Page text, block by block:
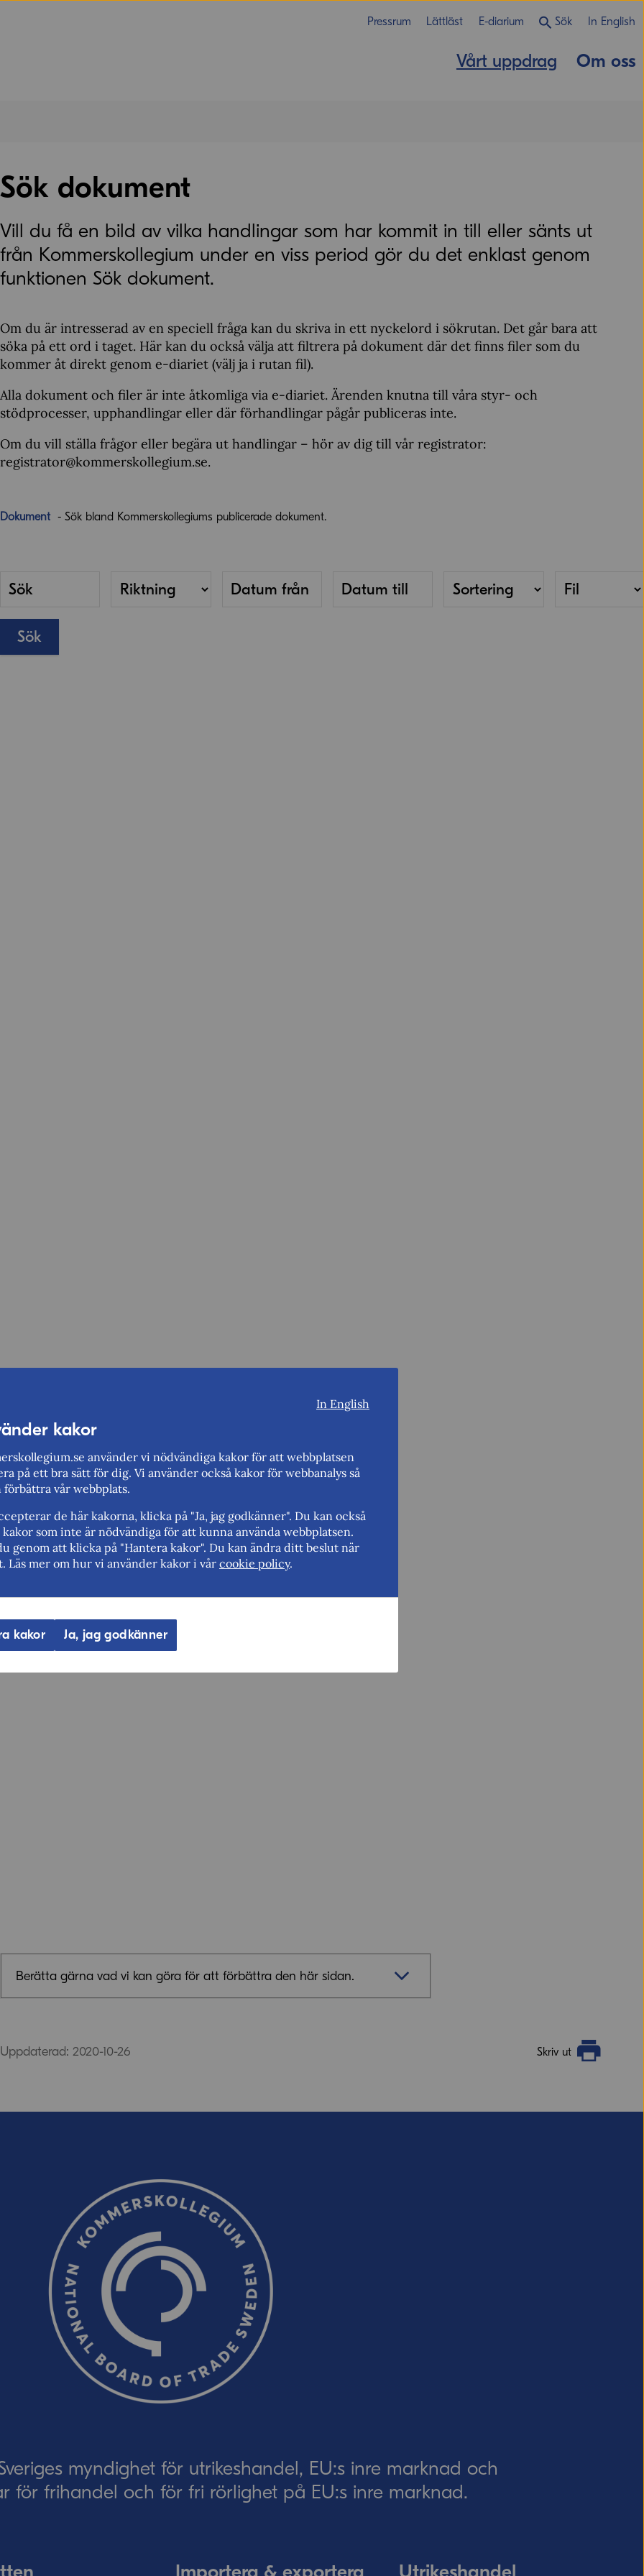
Pressrum Lättläst E-diarium Sök In English
Vårt uppdrag Om oss
Sök dokument
Vill du få en bild av vilka handlingar som har kommit in till eller sänts ut
från Kommerskollegium under en viss period gör du det enklast genom
funktionen Sök dokument.
Om du är intresserad av en speciell fråga kan du skriva in ett nyckelord i sökrutan. Det går bara att
söka på ett ord i taget. Här kan du också välja att filtrera på dokument där det finns filer som du
kommer åt direkt genom e-diariet (välj ja i rutan fil).
Alla dokument och filer är inte åtkomliga via e-diariet. Ärenden knutna till våra styr- och
stödprocesser, upphandlingar eller där förhandlingar pågår publiceras inte.
Om du vill ställa frågor eller begära ut handlingar – hör av dig till vår registrator:
registrator@kommerskollegium.se.
Berätta gärna vad vi kan göra för att förbättra den här sidan.
Ordverifiering Uppdatera captcha
Uppdaterad: 2020-10-26 Skriv ut
myndighet för utrikeshandel, EU:s inre marknad och
för frihandel och för fri rörlighet på EU:s inre marknad.
In English
kakor
använder vi nödvändiga kakor för att webbplatsen
på ett bra sätt för dig. Vi använder också kakor för webbanalys så
förbättra vår webbplats.
de här kakorna, klicka på "Ja, jag godkänner". Du kan också
kakor som inte är nödvändiga för att kunna använda webbplatsen.
genom att klicka på "Hantera kakor". Du kan ändra ditt beslut när
Läs mer om hur vi använder kakor i vår cookie policy.
kakor Ja, jag godkänner